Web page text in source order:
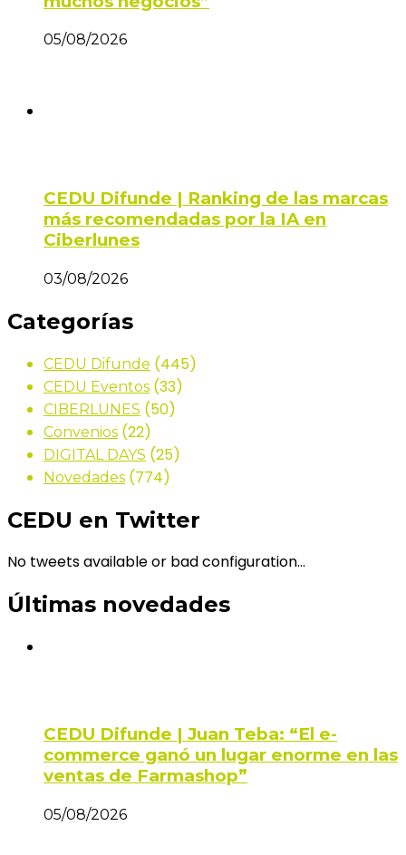
05/08/2026
CEDU Difunde | Ranking de las marcas
más recomendadas por la IA en
Ciberlunes
03/08/2026
Categorías
CEDU Difunde (445)
CEDU Eventos (33)
CIBERLUNES (50)
Convenios (22)
DIGITAL DAYS (25)
Novedades (774)
CEDU en Twitter
No tweets available or bad configuration...
Últimas novedades
CEDU Difunde | Juan Teba: “El e-
commerce ganó un lugar enorme en las
ventas de Farmashop”
05/08/2026